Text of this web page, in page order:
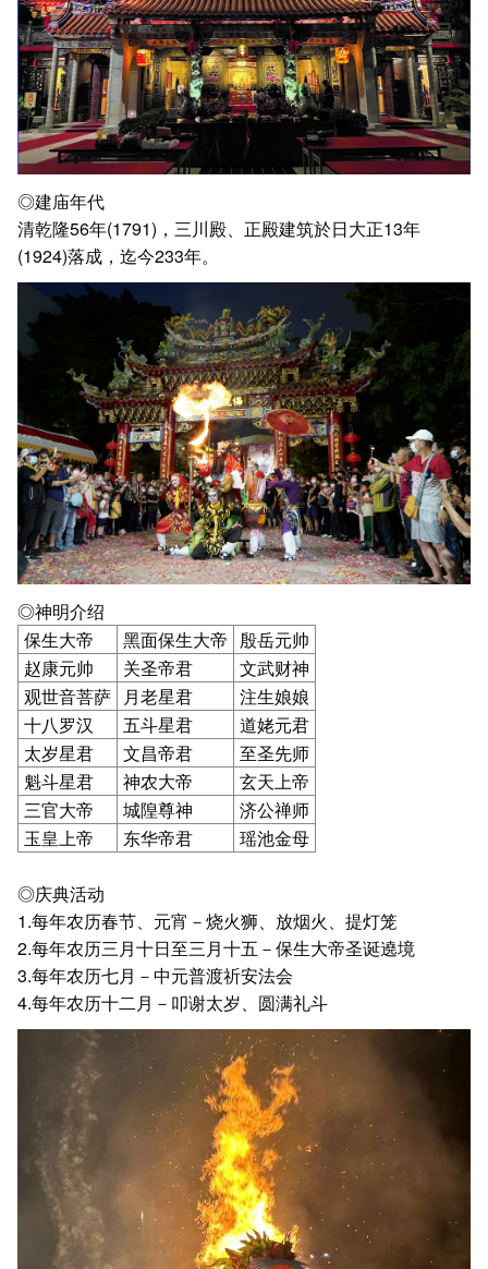
◎建庙年代
清乾隆56年(1791)，三川殿、正殿建筑於日大正13年
(1924)落成，迄今233年。
◎神明介绍
保生大帝
黑面保生大帝 殷岳元帅
赵康元帅
关圣帝君
文武财神
观世音菩萨 月老星君
注生娘娘
十八罗汉
五斗星君
道姥元君
太岁星君
文昌帝君
至圣先师
魁斗星君
神农大帝
玄天上帝
三官大帝
城隍尊神
济公禅师
玉皇上帝
东华帝君 瑶池金母
◎庆典活动
1.每年农历春节、元宵－烧火狮、放烟火、提灯笼
2.每年农历三月十日至三月十五－保生大帝圣诞遶境
3.每年农历七月－中元普渡祈安法会
4.每年农历十二月－叩谢太岁、圆满礼斗